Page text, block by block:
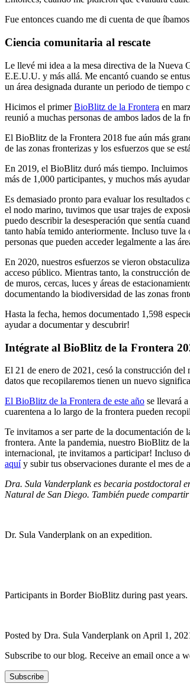
Fue entonces cuando me di cuenta de que
Ciencia comunitaria al rescate
Le llevé mi idea a la mesa directiva de la Nueva
E.E.U.U. y más allá. Me encantó cuando se
un área designada durante un periodo de tiempo
Hicimos el primerBioBlitz de la Frontera en
reunió a muchas personas de ambos lados de
El BioBlitz de la Frontera 2018 fue aún más
de las zonas fronterizas y los esfuerzos que se
En 2019, el BioBlitz duró más tiempo. Incluimos
más de 1,000 participantes, y muchos más
Es demasiado pronto para evaluar los
el nodo marino, tuvimos que usar trajes de
puedo describir la desesperación que sentía
tanto había temido anteriormente. Incluso tuve
personas que pueden acceder legalmente a las
En 2020, nuestros esfuerzos se vieron
acceso público. Mientras tanto, la construcción
de muros, cercas, luces y áreas de
documentando la biodiversidad de las zonas
Hasta la fecha, hemos documentado 1,598
ayudar a documentar y descubrir!
Intégrate al BioBlitz de la Frontera
El 21 de enero de 2021, cesó la construcción
datos que recopilaremos tienen un nuevo
El BioBlitz de la Frontera de este año se llevará
cuarentena a lo largo de la frontera pueden
Te invitamos a ser parte de la documentación de
frontera. Ante la pandemia, nuestro BioBlitz de
internacional, ¡te invitamos a participar! Incluso
aquíy subir tus observaciones durante el mes de
Dra. Sula Vanderplank es becaria postdoctoral
Natural de San Diego. También puede
Dr. Sula Vanderplank on an expedition.
Participants in Border BioBlitz during past
Posted by Dra. Sula Vanderplank on April 1,
Subscribe to our blog. Receive an email once a